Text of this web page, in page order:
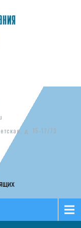
д. 15-17/73